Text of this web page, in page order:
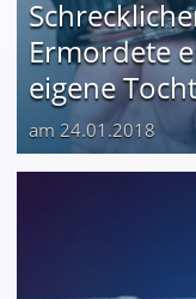
Ermordete
eigene
am 24.01.2018